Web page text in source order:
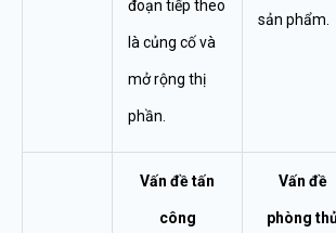
đoạn tiếp theo
là củng cố và
mở rộng thị
phần.
sản phẩm.
Vấn đề tấn
công
Vấn đề
phòng